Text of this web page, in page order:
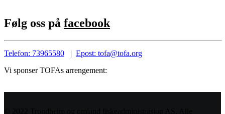
Følg oss på facebook
Telefon: 73965580 | Epost: tofa@tofa.org
Vi sponser TOFAs arrengement: